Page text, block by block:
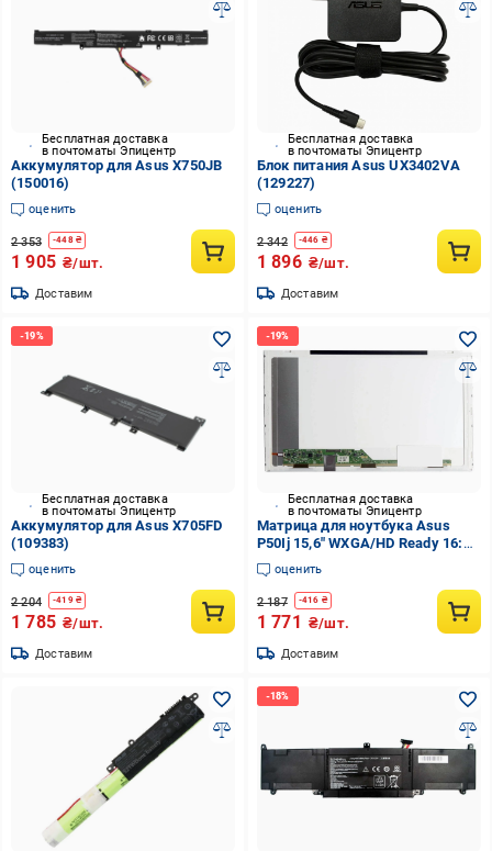
Бесплатная доставка
в почтоматы Эпицентр
Аккумулятор для Asus X750JB
(150016)
оценить
2 353 -448₴
1 905 ₴/шт.
Доставим
Бесплатная доставка
в почтоматы Эпицентр
Блок питания Asus UX3402VA
(129227)
оценить
2 342 -446 ₴
1 896 ₴/шт.
Доставим
Бесплатная доставка
в почтоматы Эпицентр
Аккумулятор для Asus X705FD
(109383)
оценить
2 204 -419₴
1 785 ₴/шт.
Доставим
Бесплатная доставка
в почтоматы Эпицентр
Матрица для ноутбука Asus
P50Ij 15,6" WXGA/HD Ready 16:9
LVDS 40 pin (28554)
оценить
2 187 -416 ₴
1 771 ₴/шт.
Доставим